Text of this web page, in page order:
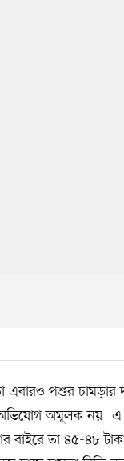
পশুর চামড়ার
অভিযোগ অমূলক নয়। এ
বাইরে তা ৪৫-৪৮